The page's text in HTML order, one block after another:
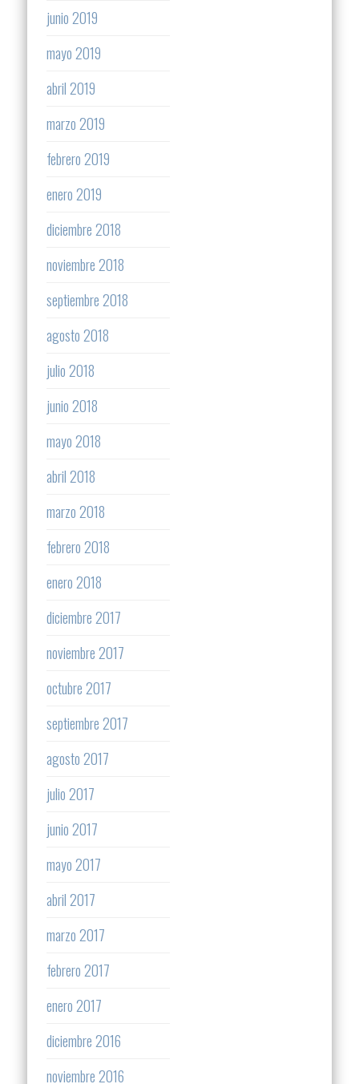
junio 2019
mayo 2019
abril 2019
marzo 2019
febrero 2019
enero 2019
diciembre 2018
noviembre 2018
septiembre 2018
agosto 2018
julio 2018
junio 2018
mayo 2018
abril 2018
marzo 2018
febrero 2018
enero 2018
diciembre 2017
noviembre 2017
octubre 2017
septiembre 2017
agosto 2017
julio 2017
junio 2017
mayo 2017
abril 2017
marzo 2017
febrero 2017
enero 2017
diciembre 2016
noviembre 2016